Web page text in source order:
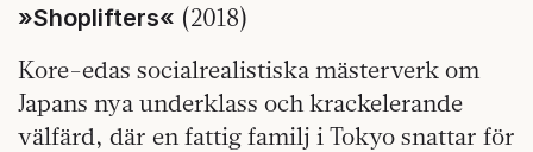
»Shoplifters« (2018)
Kore-edas socialrealistiska mästerverk om
Japans nya underklass och krackelerande
välfärd, där en fattig familj i Tokyo snattar för